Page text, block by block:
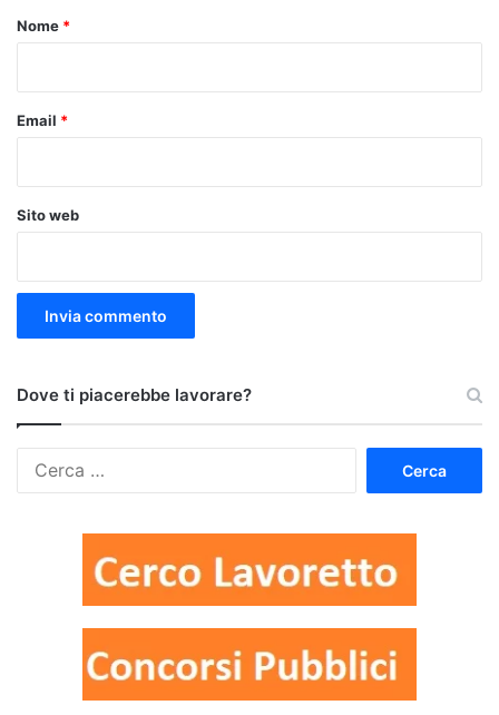
o
Nome *
Email *
Sito web
Dove ti piacerebbe lavorare?